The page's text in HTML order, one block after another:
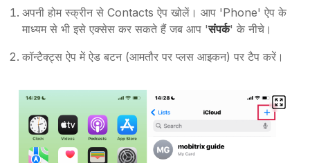
अपनी होम स्क्रीन से Contacts ऐप खोलें। आप 'Phone' ऐप के
माध्यम से भी इसे एक्सेस कर सकते हैं जब आप 'संपर्क' के नीचे।
कॉन्टैक्ट्स ऐप में ऐड बटन (आमतौर पर प्लस आइकन) पर टैप करें।